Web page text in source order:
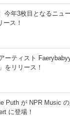
今年3枚目となるニュ
ース！
アーティスト
をリリース！
Puth が NPR Music
に登場！